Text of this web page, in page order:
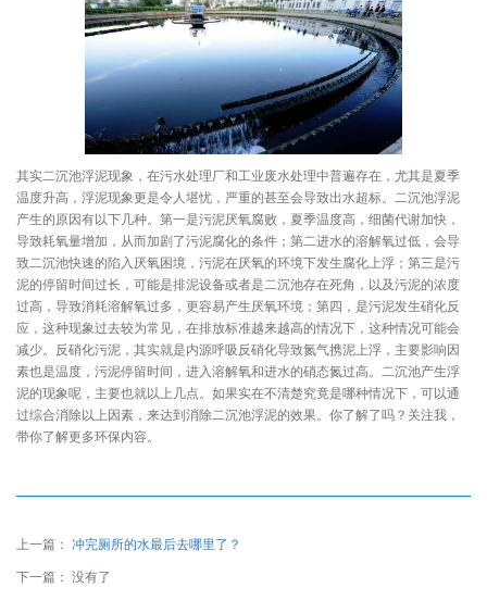
其实二沉池浮泥现象，在污水处理厂和工业废水处理中普遍存在，尤其是夏季
温度升高，浮泥现象更是令人堪忧，严重的甚至会导致出水超标。二沉池浮泥
产生的原因有以下几种。第一是污泥厌氧腐败，夏季温度高，细菌代谢加快，
导致耗氧量增加，从而加剧了污泥腐化的条件；第二进水的溶解氧过低，会导
致二沉池快速的陷入厌氧困境，污泥在厌氧的环境下发生腐化上浮；第三是污
泥的停留时间过长，可能是排泥设备或者是二沉池存在死角，以及污泥的浓度
过高，导致消耗溶解氧过多，更容易产生厌氧环境；第四，是污泥发生硝化反
应，这种现象过去较为常见，在排放标准越来越高的情况下，这种情况可能会
减少。反硝化污泥，其实就是内源呼吸反硝化导致氮气携泥上浮，主要影响因
素也是温度，污泥停留时间，进入溶解氧和进水的硝态氮过高。二沉池产生浮
泥的现象呢，主要也就以上几点。如果实在不清楚究竟是哪种情况下，可以通
过综合消除以上因素，来达到消除二沉池浮泥的效果。你了解了吗？关注我，
带你了解更多环保内容。
上一篇： 冲完厕所的水最后去哪里了？
下一篇： 没有了